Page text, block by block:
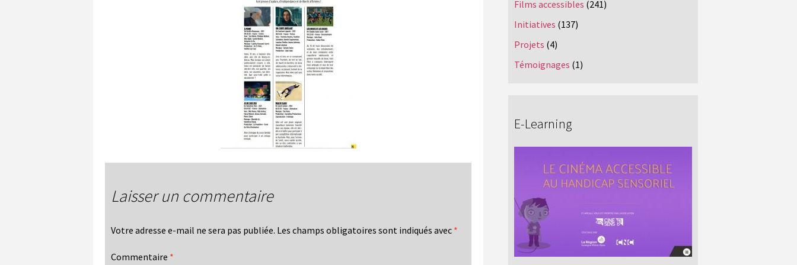
Laisser un commentaire
Votre adresse e-mail ne sera pas publiée. Les champs obligatoires sont indiqués avec *
Commentaire *
Films accessibles (241)
Initiatives (137)
Projets (4)
Témoignages (1)
E-Learning